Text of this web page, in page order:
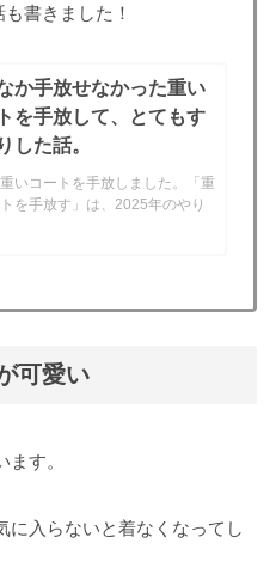
書きました！
か手放せなかった重い
を手放して、とてもす
した話。
いコートを手放しました。「重
を手放す」は、2025年のやり
コートはこ...
可愛い
す。
に入らないと着なくなってし